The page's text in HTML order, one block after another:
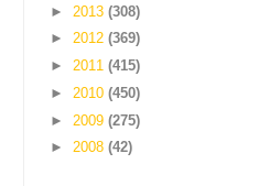
► 2013(308)
►2012(369)
►2011(415)
► 2010(450)
► 2009(275)
►2008(42)